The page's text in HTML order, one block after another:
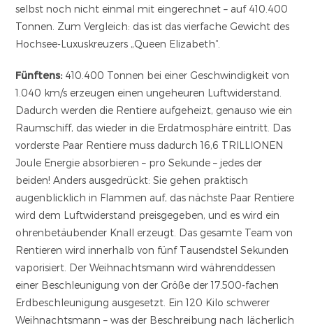
selbst noch nicht einmal mit eingerechnet – auf 410.400
Tonnen. Zum Vergleich: das ist das vierfache Gewicht des
Hochsee-Luxuskreuzers „Queen Elizabeth“.
Fünftens: 410.400 Tonnen bei einer Geschwindigkeit von
1.040 km/s erzeugen einen ungeheuren Luftwiderstand.
Dadurch werden die Rentiere aufgeheizt, genauso wie ein
Raumschiff, das wieder in die Erdatmosphäre eintritt. Das
vorderste Paar Rentiere muss dadurch 16,6 TRILLIONEN
Joule Energie absorbieren – pro Sekunde – jedes der
beiden! Anders ausgedrückt: Sie gehen praktisch
augenblicklich in Flammen auf, das nächste Paar Rentiere
wird dem Luftwiderstand preisgegeben, und es wird ein
ohrenbetäubender Knall erzeugt. Das gesamte Team von
Rentieren wird innerhalb von fünf Tausendstel Sekunden
vaporisiert. Der Weihnachtsmann wird währenddessen
einer Beschleunigung von der Größe der 17.500-fachen
Erdbeschleunigung ausgesetzt. Ein 120 Kilo schwerer
Weihnachtsmann – was der Beschreibung nach lächerlich